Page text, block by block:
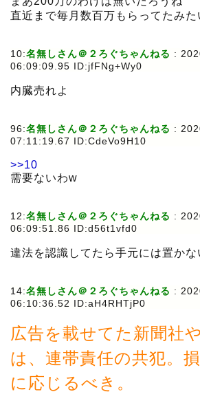
直近まで毎月数百万もらってたみた
10:名無しさん＠２ろぐちゃんねる :
06:09:09.95 ID:jfFNg+Wy0
内臓売れよ
96:名無しさん＠２ろぐちゃんねる :
07:11:19.67 ID:CdeVo9H10
>>10
需要ないわw
12:名無しさん＠２ろぐちゃんねる :
06:09:51.86 ID:d56t1vfd0
違法を認識してたら手元には置かな
14:名無しさん＠２ろぐちゃんねる :
06:10:36.52 ID:aH4RHTjP0
広告を載せてた新聞社
は、連帯責任の共犯。
に応じるべき。